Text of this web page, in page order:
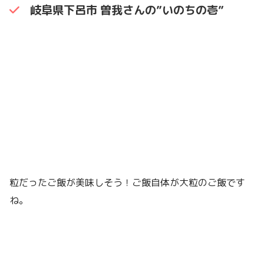
岐阜県下呂市 曽我さんの”いのちの壱”
粒だったご飯が美味しそう！ご飯自体が大粒のご飯です
ね。